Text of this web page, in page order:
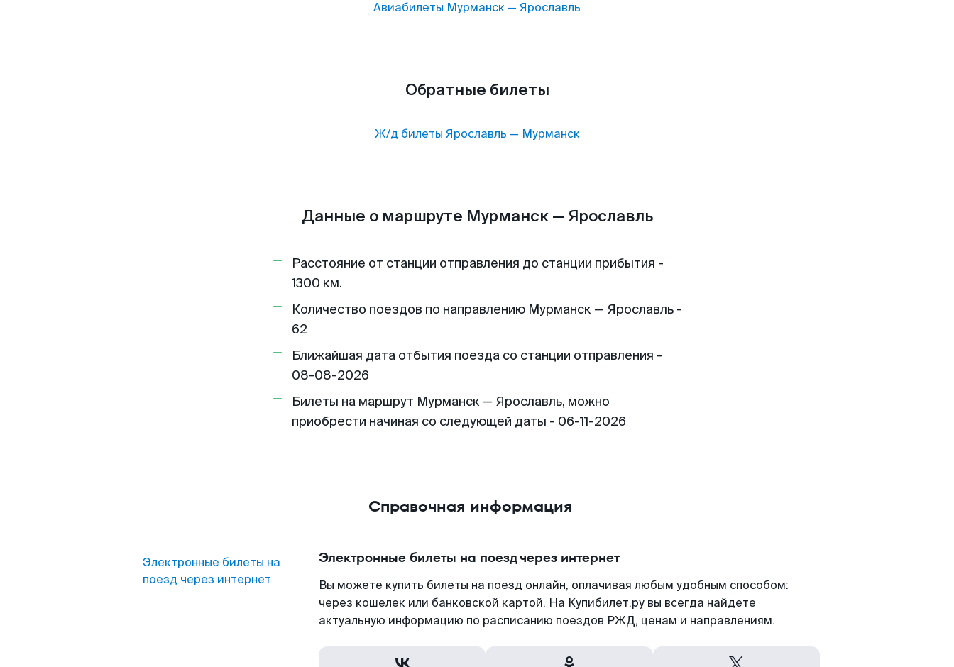
Авиабилеты Мурманск — Ярославль
Обратные билеты
Ж/д билеты Ярославль — Мурманск
Данные о маршруте Мурманск — Ярославль
Расстояние от станции отправления до станции прибытия -
1300 км.
Количество поездов по направлению Мурманск — Ярославль -
62
Ближайшая дата отбытия поезда со станции отправления -
08-08-2026
Билеты на маршрут Мурманск — Ярославль, можно
приобрести начиная со следующей даты - 06-11-2026
Справочная информация
Электронные билеты на
поезд через интернет
Электронные билеты на поезд через интернет
Вы можете купить билеты на поезд онлайн, оплачивая любым удобным способом:
через кошелек или банковской картой. На Купибилет.ру вы всегда найдете
актуальную информацию по расписанию поездов РЖД, ценам и направлениям.